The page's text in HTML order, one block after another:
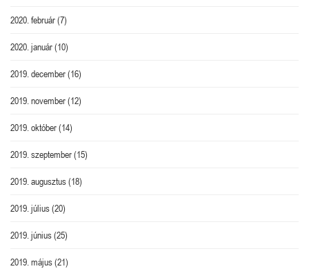
2020. február(7)
2020. január(10)
2019. december(16)
2019. november(12)
2019. október(14)
2019. szeptember(15)
2019. augusztus(18)
2019. július(20)
2019. június(25)
2019. május(21)